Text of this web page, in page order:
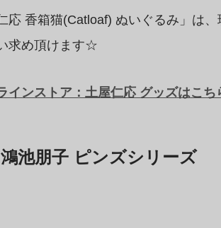
応 香箱猫(Catloaf) ぬいぐるみ」は
求め頂けます☆
インストア：土屋仁応 グッズはこち
鴻池朋子 ピンズシリーズ